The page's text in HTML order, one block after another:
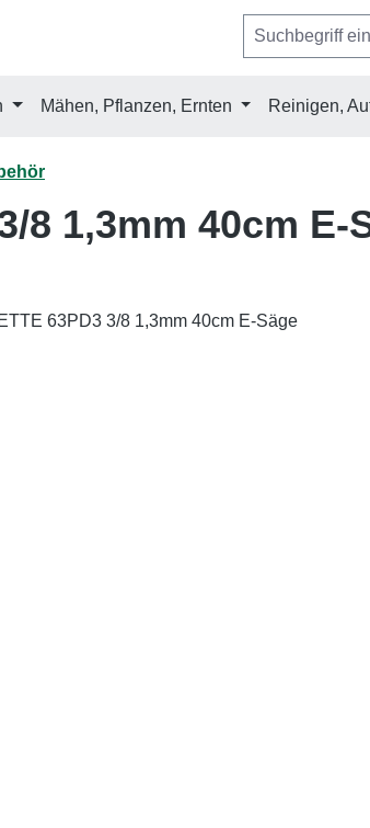
Mähen, Pflanzen, Ernten Reinigen,
8 1,3mm 40cm E-